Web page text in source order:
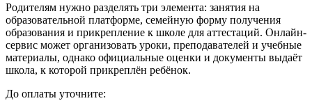
Родителям нужно разделять три элемента: занятия на
образовательной платформе, семейную форму получения
образования и прикрепление к школе для аттестаций. Онлайн-
сервис может организовать уроки, преподавателей и учебные
материалы, однако официальные оценки и документы выдаёт
школа, к которой прикреплён ребёнок.
До оплаты уточните: